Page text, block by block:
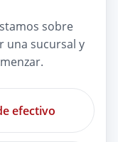
sobre
una sucursal y
efectivo